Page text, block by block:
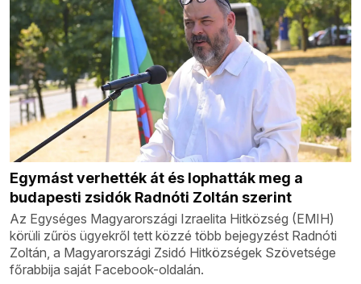
Egymást verhették át és lophatták meg a
budapesti zsidók Radnóti Zoltán szerint
Az Egységes Magyarországi Izraelita Hitközség (EMIH)
körüli zűrös ügyekről tett közzé több bejegyzést Radnóti
Zoltán, a Magyarországi Zsidó Hitközségek Szövetsége
főrabbija saját Facebook-oldalán.